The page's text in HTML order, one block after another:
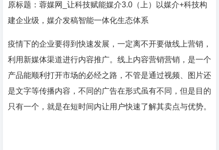
原标题：蓉媒网_让科技赋能媒介3.0（上）以媒介+科技构
建企业级，媒介发稿智能一体化生态体系
疫情下的企业要得到快速发展，一定离不开要做线上营销，
利用新媒体渠道进行内容推广。线上内容营销营销，是一个
产品能顺利打开市场的必经之路，不管是通过视频、图片还
是文字等传播内容，不同的广告在形式虽有不同，但是目的
只有一个，就是在短时间内让用户快速了解其卖点与优势。